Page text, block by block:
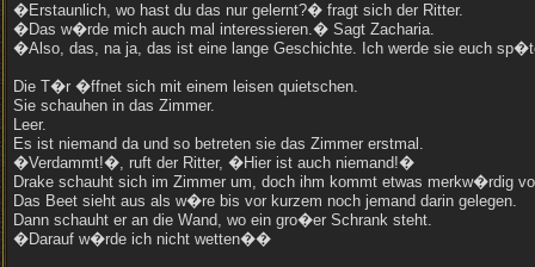
�Erstaunlich, wo hast du das nur gelernt?� fragt sich der Ritter.
�Das w�rde mich auch mal interessieren.� Sagt Zacharia.
�Also, das, na ja, das ist eine lange Geschichte. Ich werde sie euch
Die T�r �ffnet sich mit einem leisen quietschen.
Sie schauhen in das Zimmer.
Leer.
Es ist niemand da und so betreten sie das Zimmer erstmal.
�Verdammt!�, ruft der Ritter, �Hier ist auch niemand!�
Drake schauht sich im Zimmer um, doch ihm kommt etwas merkw�rdig
Das Beet sieht aus als w�re bis vor kurzem noch jemand darin gelegen.
Dann schauht er an die Wand, wo ein gro�er Schrank steht.
�Darauf w�rde ich nicht wetten��